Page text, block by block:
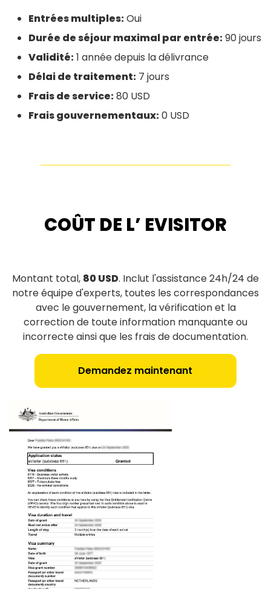
Entrées multiples:Oui
Durée de séjour maximal par entrée:90 jours
Validité:1 année depuis la délivrance
Délai de traitement: 7 jours
Frais de service:80 USD
Frais gouvernementaux:0 USD
COÛT DE L’ EVISITOR
Montant total, 80 USD. Inclut l'assistance 24h/24 de
notre équipe d'experts, toutes les correspondances
avec le gouvernement, la vérification et la
correction de toute information manquante ou
incorrecte ainsi que les frais de documentation.
Demandez maintenant